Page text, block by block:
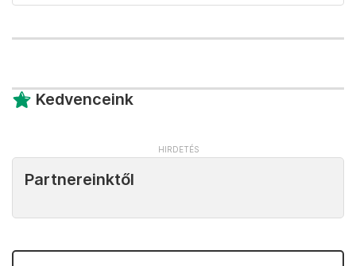
Kedvenceink
Partnereinktől